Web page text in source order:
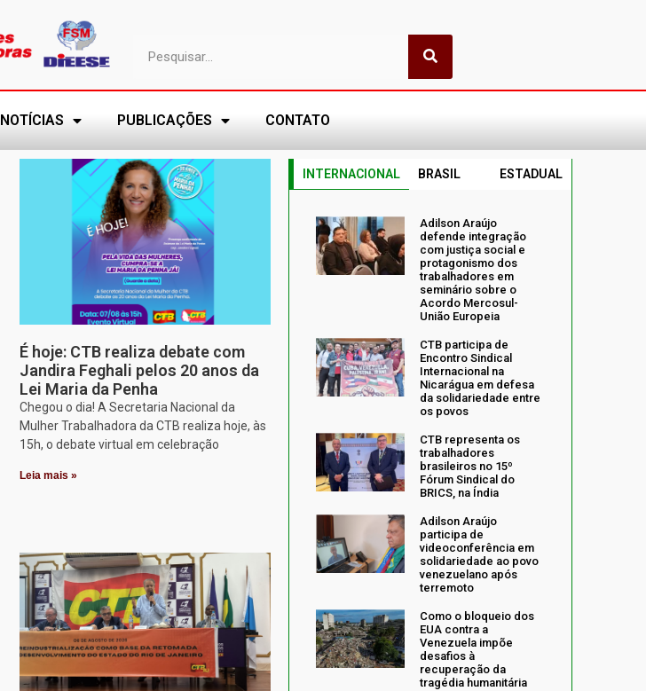
NOTÍCIAS PUBLICAÇÕES CONTATO
É hoje: CTB realiza debate com
Jandira Feghali pelos 20 anos da
Lei Maria da Penha
Chegou o dia! A Secretaria Nacional da
Mulher Trabalhadora da CTB realiza hoje, às
15h, o debate virtual em celebração
Leia mais »
INTERNACIONAL BRASIL ESTADUAL
Adilson Araújo
defende integração
com justiça social e
protagonismo dos
trabalhadores em
seminário sobre o
Acordo Mercosul-
União Europeia
CTB participa de
Encontro Sindical
Internacional na
Nicarágua em defesa
da solidariedade entre
os povos
CTB representa os
trabalhadores
brasileiros no 15º
Fórum Sindical do
BRICS, na Índia
Adilson Araújo
participa de
videoconferência em
solidariedade ao povo
venezuelano após
terremoto
Como o bloqueio dos
EUA contra a
Venezuela impõe
desafios à
recuperação da
tragédia humanitária